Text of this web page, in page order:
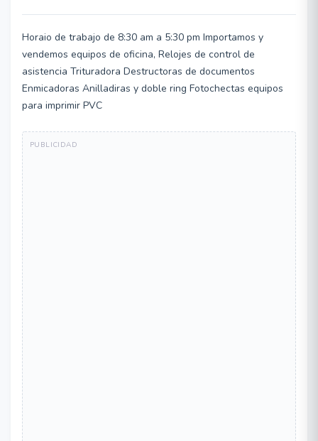
Horaio de trabajo de 8:30 am a 5:30 pm Importamos y
vendemos equipos de oficina, Relojes de control de
asistencia Trituradora Destructoras de documentos
Enmicadoras Anilladiras y doble ring Fotochectas equipos
para imprimir PVC